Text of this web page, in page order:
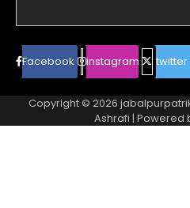
Facebook instagram twitter
Copyright © 2026
Ashrafi | Powered